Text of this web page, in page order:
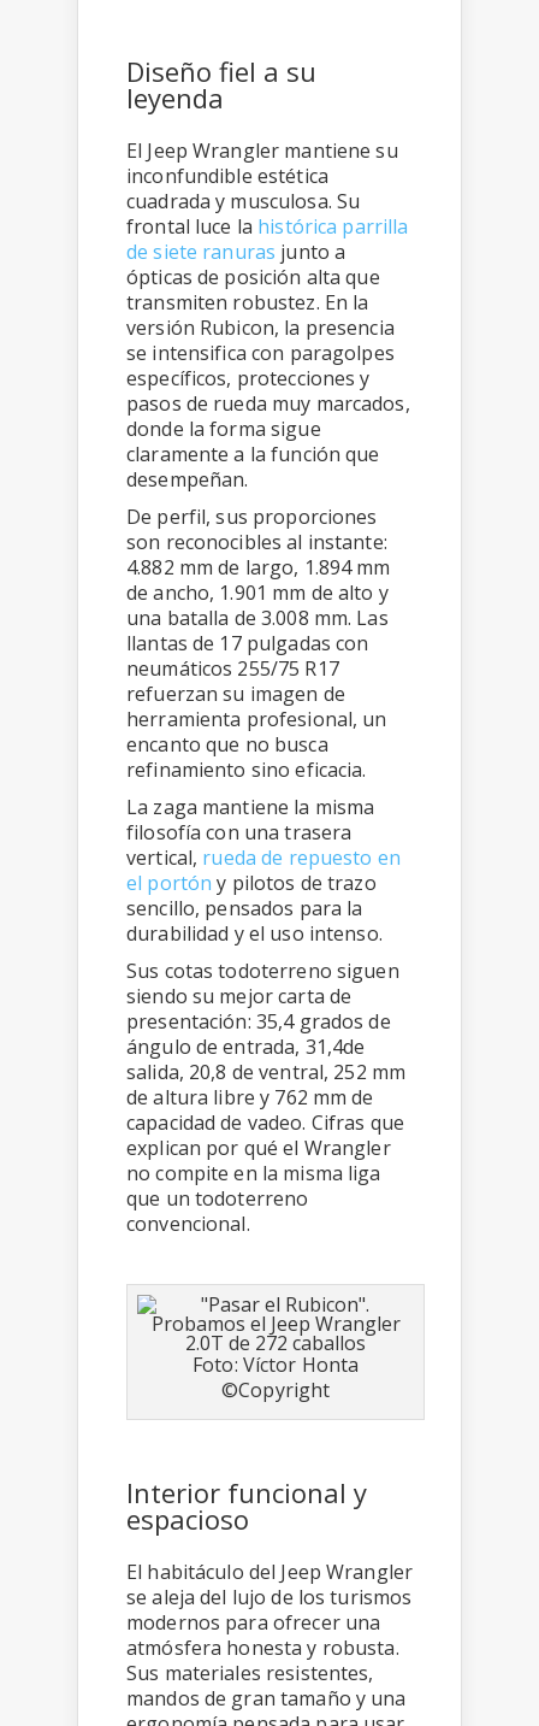
Diseño fiel a su
leyenda
El Jeep Wrangler mantiene su
inconfundible estética
cuadrada y musculosa. Su
frontal luce la histórica parrilla
de siete ranuras junto a
ópticas de posición alta que
transmiten robustez. En la
versión Rubicon, la presencia
se intensifica con paragolpes
específicos, protecciones y
pasos de rueda muy marcados,
donde la forma sigue
claramente a la función que
desempeñan.
De perfil, sus proporciones
son reconocibles al instante:
4.882 mm de largo, 1.894 mm
de ancho, 1.901 mm de alto y
una batalla de 3.008 mm. Las
llantas de 17 pulgadas con
neumáticos 255/75 R17
refuerzan su imagen de
herramienta profesional, un
encanto que no busca
refinamiento sino eficacia.
La zaga mantiene la misma
filosofía con una trasera
vertical, rueda de repuesto en
el portón y pilotos de trazo
sencillo, pensados para la
durabilidad y el uso intenso.
Sus cotas todoterreno siguen
siendo su mejor carta de
presentación: 35,4 grados de
ángulo de entrada, 31,4de
salida, 20,8 de ventral, 252 mm
de altura libre y 762 mm de
capacidad de vadeo. Cifras que
explican por qué el Wrangler
no compite en la misma liga
que un todoterreno
convencional.
Foto: Víctor Honta
©Copyright
Interior funcional y
espacioso
El habitáculo del Jeep Wrangler
se aleja del lujo de los turismos
modernos para ofrecer una
atmósfera honesta y robusta.
Sus materiales resistentes,
mandos de gran tamaño y una